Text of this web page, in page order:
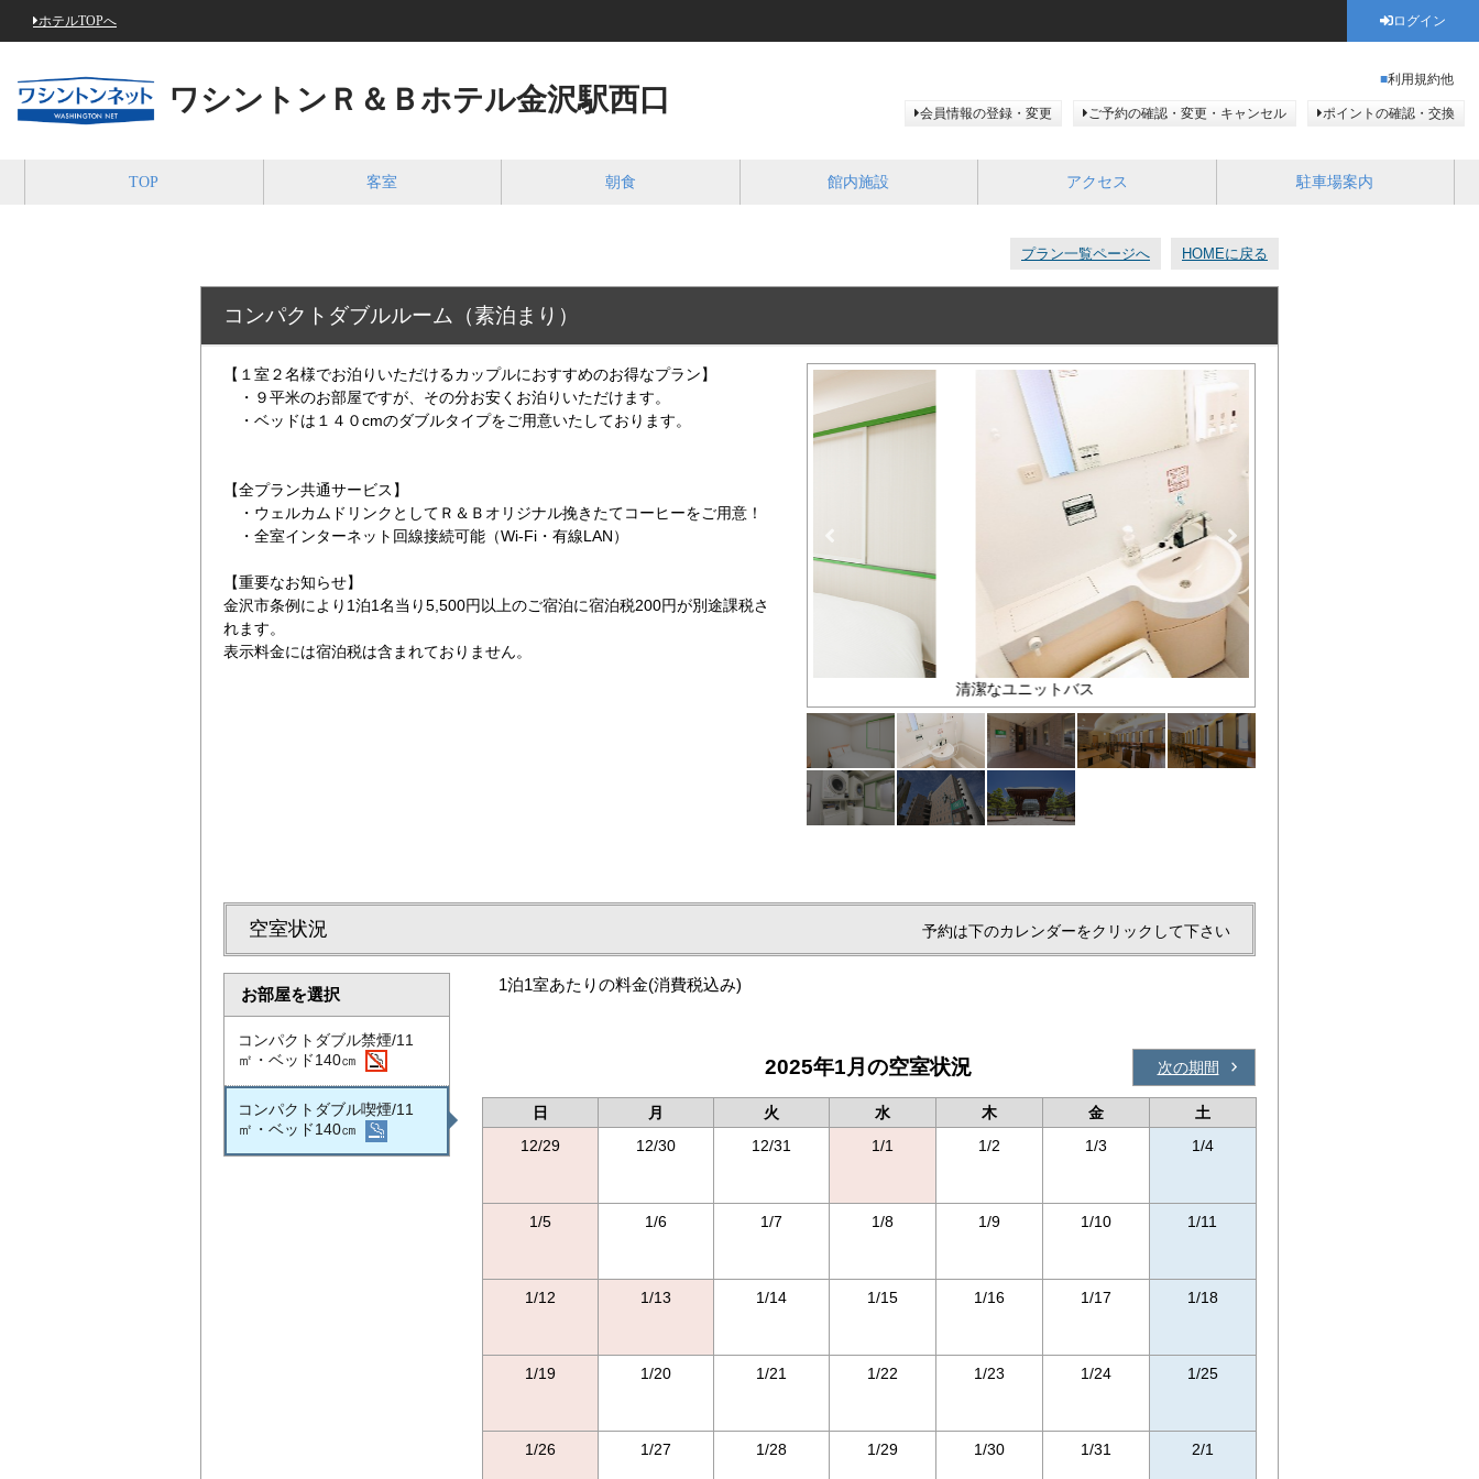
ホテルTOPへ ログイン
ワシントンＲ＆Ｂホテル金沢駅西口
利用規約他
会員情報の登録・変更 ご予約の確認・変更・キャンセル ポイントの確認・交換
TOP 客室 朝食 館内施設 アクセス 駐車場案内
プラン一覧ページへ HOMEに戻る
コンパクトダブルルーム（素泊まり）
【１室２名様でお泊りいただけるカップルにおすすめのお得なプラン】
・９平米のお部屋ですが、その分お安くお泊りいただけます。
・ベッドは１４０cmのダブルタイプをご用意いたしております。
【全プラン共通サービス】
・ウェルカムドリンクとしてＲ＆Ｂオリジナル挽きたてコーヒーをご用意！
・全室インターネット回線接続可能（Wi-Fi・有線LAN）
【重要なお知らせ】
金沢市条例により1泊1名当り5,500円以上のご宿泊に宿泊税200円が別途課税さ
れます。
表示料金には宿泊税は含まれておりません。
空室状況 予約は下のカレンダーをクリックして下さい
お部屋を選択
コンパクトダブル禁煙/11
㎡・ベッド140㎝
コンパクトダブル喫煙/11
㎡・ベッド140㎝
1泊1室あたりの料金(消費税込み)
2025年1月の空室状況 次の期間
日 月 火 水 木 金
土
12/29
12/30 12/31 1/1 1/2 1/3 1/4
1/5 1/6 1/7 1/8 1/9 1/10 1/11
1/12 1/13 1/14 1/15 1/16 1/17 1/18
1/19 1/20 1/21 1/22 1/23 1/24 1/25
1/26 1/27 1/28 1/29 1/30 1/31 2/1